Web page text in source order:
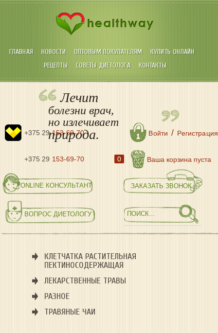
ГЛАВНАЯ НОВОСТИ ОПТОВЫМ ПОКУПАТЕЛЯМ
КУПИТЬ ОНЛАЙН
РЕЦЕПТЫ
СОВЕТЫ ДИЕТОЛОГА КОНТАКТЫ
+375 29 153-69-70
+375 29 153-69-70
Лечит
болезни врач,
но излечивает
природа. Войти / Регистрация
0 Ваша корзина пуста
ЗАКАЗАТЬ ЗВОНОК
ВОПРОС ДИЕТОЛОГУ
ONLINE КОНСУЛЬТАНТ
КЛЕТЧАТКА РАСТИТЕЛЬНАЯ
ПЕКТИНОСОДЕРЖАЩАЯ
ЛЕКАРСТВЕННЫЕ ТРАВЫ
РАЗНОЕ
ТРАВЯНЫЕ ЧАИ